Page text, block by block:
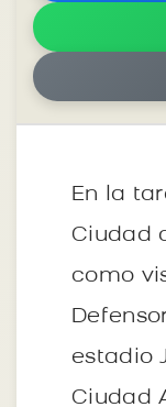
En la
Ciudad
como
estadio
Ciudad